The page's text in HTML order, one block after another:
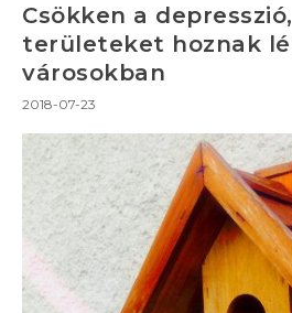
Csökken a
területeket hoznak
városokban
2018-07-23